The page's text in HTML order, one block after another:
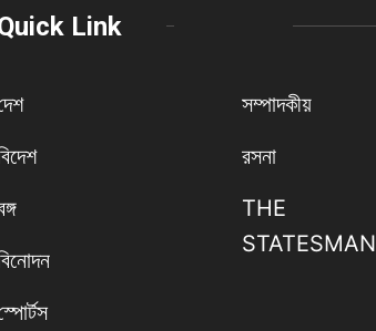
Link
সম্পাদকীয়
রসনা
THE
STATESMAN